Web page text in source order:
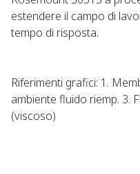
estendere il campo di
tempo di risposta. ​
Riferimenti grafici: 1.
ambiente fluido riemp. 3.
(viscoso)​